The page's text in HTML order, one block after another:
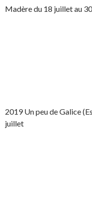
Madère du 18 juillet au
2019 Un peu de Galice
juillet